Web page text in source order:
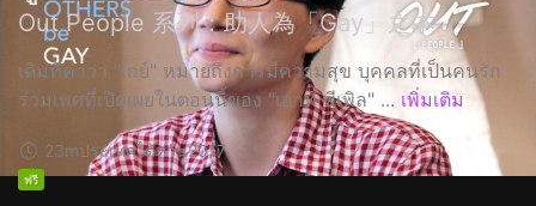
Out People 系列：助人為「Gay」之本
เดิมทีคำว่า "เกย์" หมายถึงการมีความสุข บุคคลที่เป็นคนรัก
ร่วมเพศที่เปิดเผยในตอนนี้ของ "เอาท์ พีเพิล" ... เพิ่มเติม
23mประเทศไต้หวัน2017
ฟรี